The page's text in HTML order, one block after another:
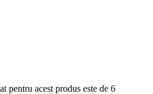
pentru acest produs este de 6